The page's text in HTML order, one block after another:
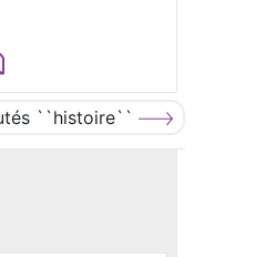
``histoire``